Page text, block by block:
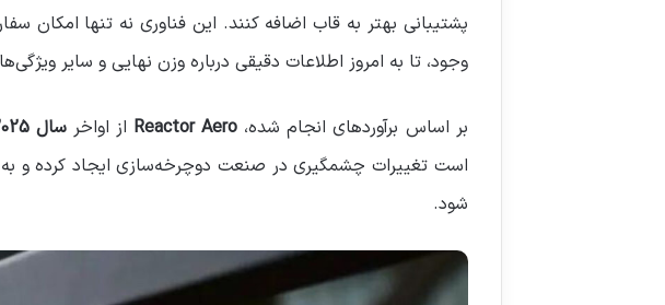
پشتیبانی بهتر به قاب اضافه کنند. این فناوری نه تنها
وجود، تا به امروز اطلاعات دقیقی درباره وزن نهایی و سایر
بر اساس برآوردهای انجام شده، Reactor Aero از اواخرسال 2025
است تغییرات چشمگیری در صنعت دوچرخه‌سازی ایجاد کرده و
شود.